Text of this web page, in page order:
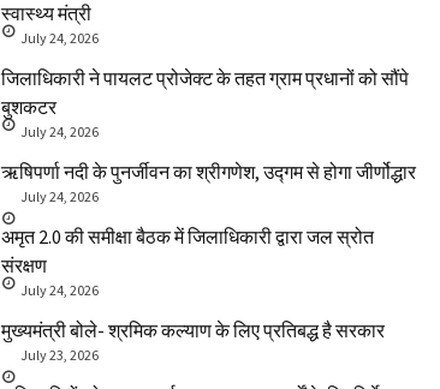
स्वास्थ्य मंत्री
July 24, 2026
जिलाधिकारी ने पायलट प्रोजेक्ट के तहत ग्राम प्रधानों को सौंपे
बुशकटर
July 24, 2026
ऋषिपर्णा नदी के पुनर्जीवन का श्रीगणेश, उद्गम से होगा जीर्णोद्धार
July 24, 2026
अमृत 2.0 की समीक्षा बैठक में जिलाधिकारी द्वारा जल स्रोत
संरक्षण
July 24, 2026
मुख्यमंत्री बोले- श्रमिक कल्याण के लिए प्रतिबद्ध है सरकार
July 23, 2026